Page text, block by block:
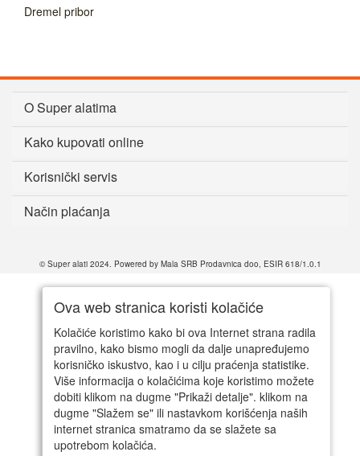
Dremel pribor
O Super alatima
Kako kupovati online
Korisnički servis
Način plaćanja
© Super alati 2024. Powered by Mala SRB Prodavnica doo, ESIR 618/1.0.1
Ova web stranica koristi kolačiće
Kolačiće koristimo kako bi ova Internet strana radila
pravilno, kako bismo mogli da dalje unapređujemo
korisničko iskustvo, kao i u cilju praćenja statistike.
Više informacija o kolačićima koje koristimo možete
dobiti klikom na dugme "Prikaži detalje". klikom na
dugme "Slažem se" ili nastavkom korišćenja naših
internet stranica smatramo da se slažete sa
upotrebom kolačića.